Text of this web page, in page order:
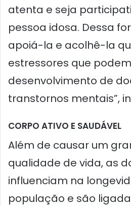
atenta e seja
pessoa idosa. Dessa
apoiá-la e acolhê-la
estressores que
desenvolvimento de
transtornos mentais”,
CORPO ATIVO E SAUDÁVEL
Além de causar um
qualidade de vida, as
influenciam na
população e são